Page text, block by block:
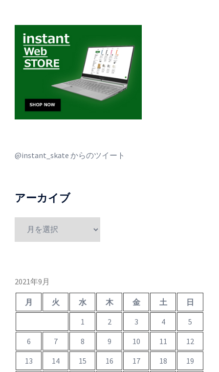
@instant_skate からのツイート
アーカイブ
2021年9月
月 火 水 木 金 土
日
1
2 3 4
5
6
7 8 9 10 11
12
13
14 15 16 17 18
19